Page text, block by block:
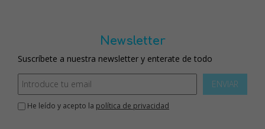
Newsletter
Suscríbete a nuestra newsletter y enterate de todo
ENVIAR
He leído y acepto la política de privacidad